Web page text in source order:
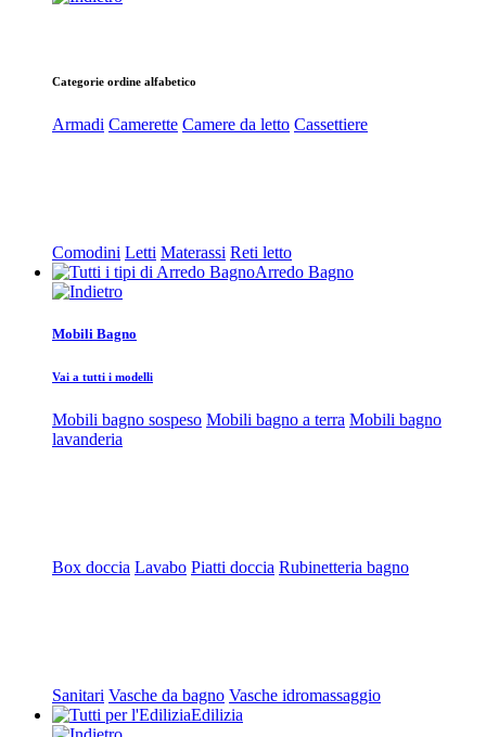
Categorie ordine alfabetico
Armadi Camerette Camere da letto Cassettiere
Comodini Letti Materassi Reti letto
Arredo Bagno
Mobili Bagno
Vai a tutti i modelli
Mobili bagno sospeso Mobili bagno a terra Mobili bagno
lavanderia
Box doccia Lavabo Piatti doccia Rubinetteria bagno
Sanitari Vasche da bagno Vasche idromassaggio
Edilizia